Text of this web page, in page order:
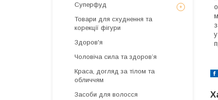
Суперфуд
Товари для схуднення та
корекції фігури
Здоров'я
Чоловіча сила та здоров’я
Краса, догляд за тілом та
обличчям
Засоби для волосся